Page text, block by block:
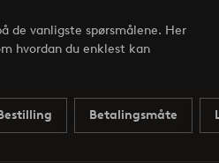
de vanligste spørsmålene. Her
hvordan du enklest kan
Betalingsmåte